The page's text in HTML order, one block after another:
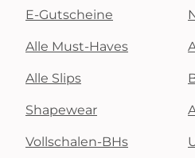
E-Gutscheine
Alle Must-Haves
Alle Slips
Shapewear
Vollschalen-BHs